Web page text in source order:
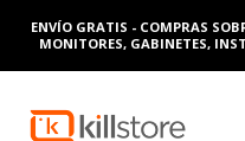
ENVÍO GRATIS - COMPRAS
MONITORES, GABINETES,